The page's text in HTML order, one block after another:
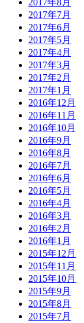
ローカルグ
ローカルグ
編集部から
Copyright © 2026